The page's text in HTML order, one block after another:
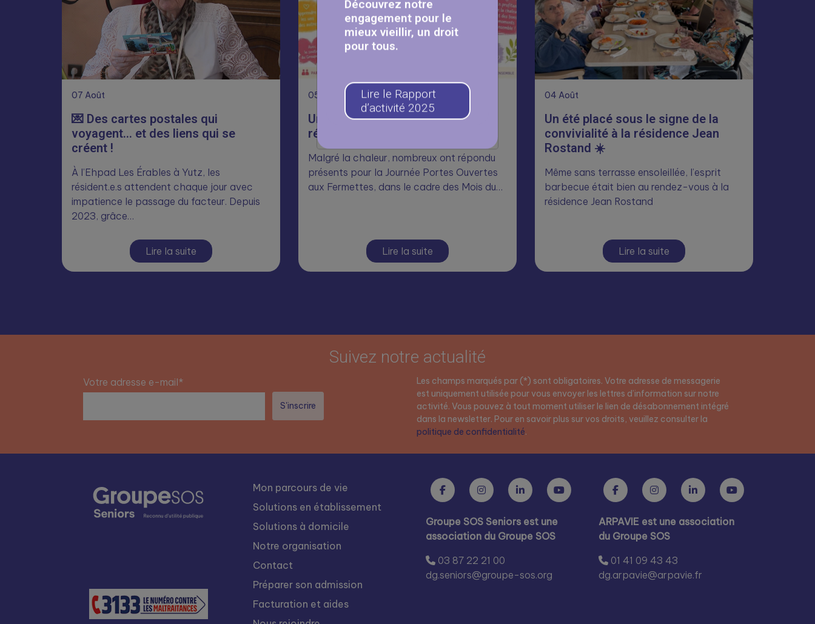
07 Août
💌 Des cartes postales qui
voyagent… et des liens qui se
créent !
À l’Ehpad Les Érables à Yutz, les
résident.e.s attendent chaque jour avec
impatience le passage du facteur. Depuis
2023, grâce…
Lire la suite
05
Une journée Portes Ouvertes
réussie aux Fermettes 🥳
Malgré la chaleur, nombreux ont répondu
présents pour la Journée Portes Ouvertes
aux Fermettes, dans le cadre des Mois du…
Lire la suite
04 Août
Un été placé sous le signe de la
convivialité à la résidence Jean
Rostand ☀️
Même sans terrasse ensoleillée, l’esprit
barbecue était bien au rendez-vous à la
résidence Jean Rostand
Lire la suite
Suivez notre actualité
Votre adresse e-mail*
Les champs marqués par (*) sont obligatoires. Votre adresse de messagerie
est uniquement utilisée pour vous envoyer les lettres d’information sur notre
activité. Vous pouvez à tout moment utiliser le lien de désabonnement intégré
dans la newsletter. Pour en savoir plus sur vos droits, veuillez consulter la
politique de confidentialité.
Mon parcours de vie
Solutions en établissement
Solutions à domicile
Notre organisation
Contact
Préparer son admission
Facturation et aides
Groupe SOS Seniors est une
association du Groupe SOS
03 87 22 21 00
dg.seniors@groupe-sos.org
ARPAVIE est une association
du Groupe SOS
01 41 09 43 43
dg.arpavie@arpavie.fr
Découvrez notre
engagement pour le
mieux vieillir, un droit
pour tous.
Lire le Rapport
d’activité 2025